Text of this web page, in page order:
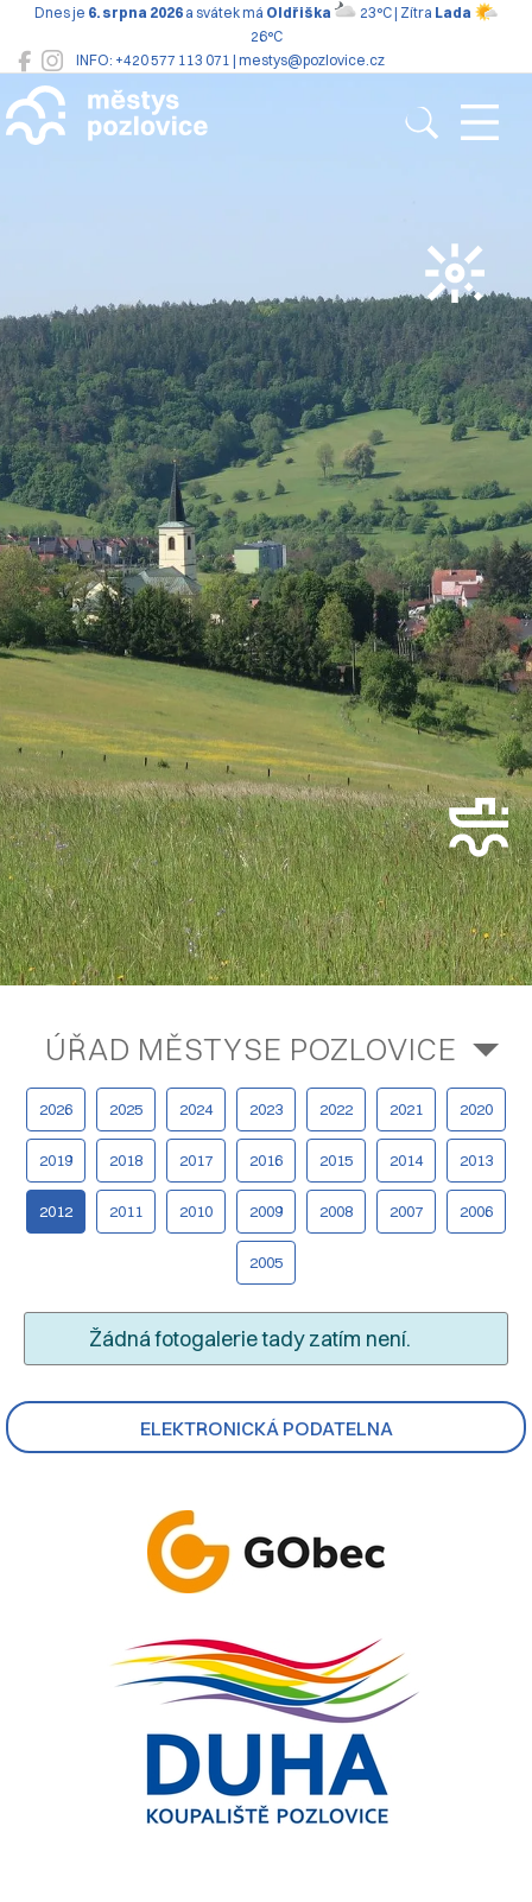
INFO: +420 577 113 071 | mestys@pozlovice.cz
Dnes je 6. srpna 2026 a svátek má Oldřiška 23°C | Zítra Lada
26°C
Pozlovice
ELEKTRONICKÁ PODATELNA
ÚŘAD MĚSTYSE POZLOVICE
2026 2025 2024 2023 2022 2021 2020
2019 2018 2017 2016 2015 2014 2013
2012 2011 2010 2009 2008 2007 2006
2005
Žádná fotogalerie tady zatím není.